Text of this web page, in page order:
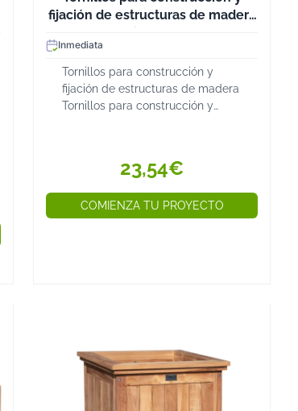
fijación de estructuras de madera
- Caja 100 uds
Inmediata
Tornillos para construcción y
fijación de estructuras de madera
Tornillos para construcción y
construcción...23,54€
COMIENZA TU PROYECTO